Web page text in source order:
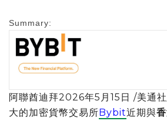
Summary:
阿聯酋迪拜2026年5月15日 /美通
大的加密貨幣交易所Bybit近期與